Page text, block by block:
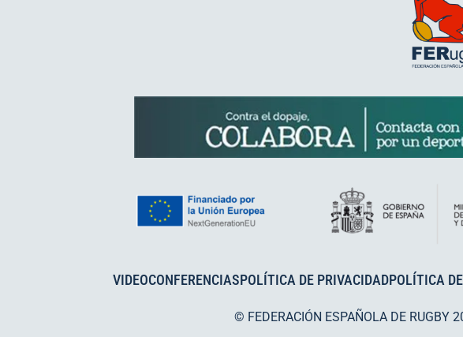
VIDEOCONFERENCIASPOLÍTICA DE PRIVACIDADPOLÍTICA
© FEDERACIÓN ESPAÑOLA DE RUGBY